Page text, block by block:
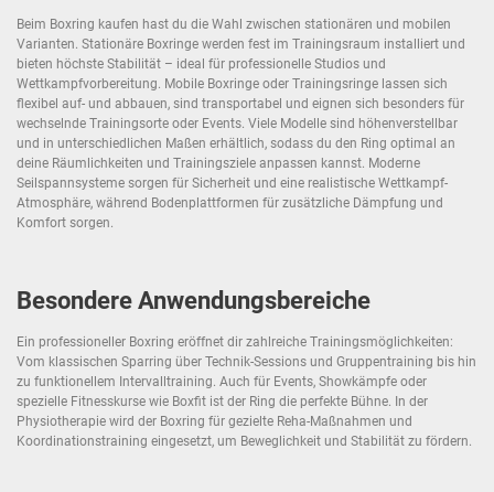
Beim Boxring kaufen hast du die Wahl zwischen stationären und mobilen
Varianten. Stationäre Boxringe werden fest im Trainingsraum installiert und
bieten höchste Stabilität – ideal für professionelle Studios und
Wettkampfvorbereitung. Mobile Boxringe oder Trainingsringe lassen sich
flexibel auf- und abbauen, sind transportabel und eignen sich besonders für
wechselnde Trainingsorte oder Events. Viele Modelle sind höhenverstellbar
und in unterschiedlichen Maßen erhältlich, sodass du den Ring optimal an
deine Räumlichkeiten und Trainingsziele anpassen kannst. Moderne
Seilspannsysteme sorgen für Sicherheit und eine realistische Wettkampf-
Atmosphäre, während Bodenplattformen für zusätzliche Dämpfung und
Komfort sorgen.
Besondere Anwendungsbereiche
Ein professioneller Boxring eröffnet dir zahlreiche Trainingsmöglichkeiten:
Vom klassischen Sparring über Technik-Sessions und Gruppentraining bis hin
zu funktionellem Intervalltraining. Auch für Events, Showkämpfe oder
spezielle Fitnesskurse wie Boxfit ist der Ring die perfekte Bühne. In der
Physiotherapie wird der Boxring für gezielte Reha-Maßnahmen und
Koordinationstraining eingesetzt, um Beweglichkeit und Stabilität zu fördern.